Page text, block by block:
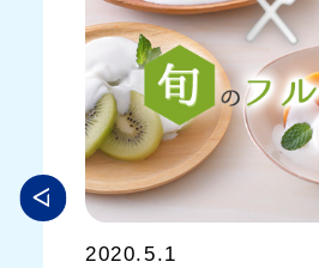
2020.5.1